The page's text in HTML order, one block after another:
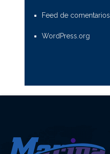
Feed de comentarios
WordPress.org